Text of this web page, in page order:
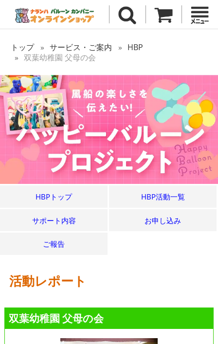
トップ サービス・ご案内
HBP
双葉幼稚園 父母の会
HBPトップ HBP活動一覧
サポート内容 お申し込み
ご報告
活動レポート
双葉幼稚園 父母の会